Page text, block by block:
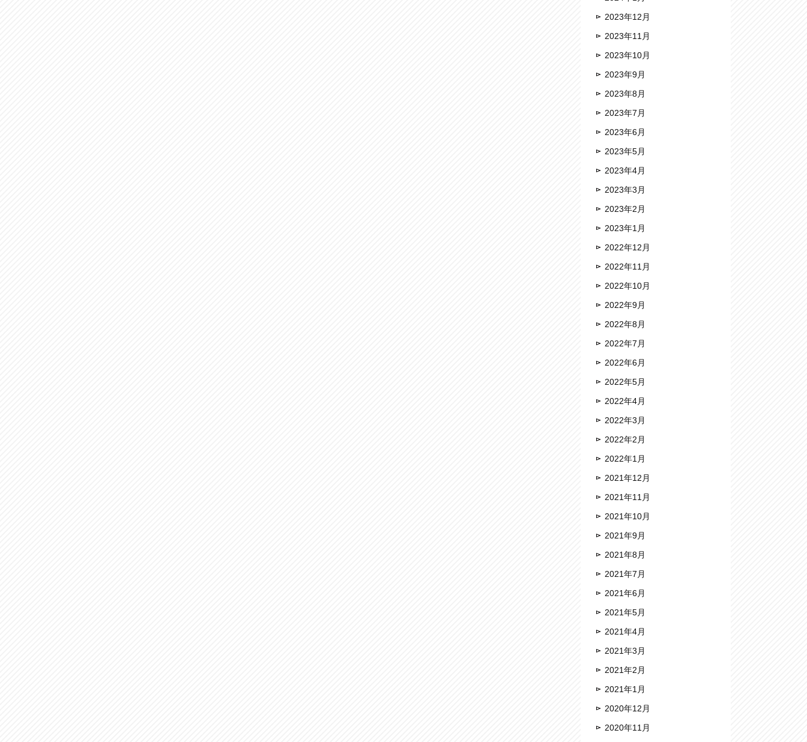
2023年12月
2023年11月
2023年10月
2023年9月
2023年8月
2023年7月
2023年6月
2023年5月
2023年4月
2023年3月
2023年2月
2023年1月
2022年12月
2022年11月
2022年10月
2022年9月
2022年8月
2022年7月
2022年6月
2022年5月
2022年4月
2022年3月
2022年2月
2022年1月
2021年12月
2021年11月
2021年10月
2021年9月
2021年8月
2021年7月
2021年6月
2021年5月
2021年4月
2021年3月
2021年2月
2021年1月
2020年12月
2020年11月